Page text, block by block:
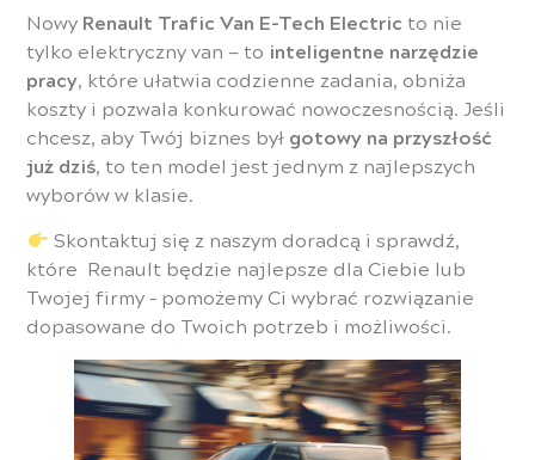
Nowy Renault Trafic Van E-Tech Electric to nie
tylko elektryczny van — to inteligentne narzędzie
pracy, które ułatwia codzienne zadania, obniża
koszty i pozwala konkurować nowoczesnością. Jeśli
chcesz, aby Twój biznes był gotowy na przyszłość
już dziś, to ten model jest jednym z najlepszych
wyborów w klasie.
Skontaktuj się z naszym doradcą i sprawdź,
które Renault będzie najlepsze dla Ciebie lub
Twojej firmy – pomożemy Ci wybrać rozwiązanie
dopasowane do Twoich potrzeb i możliwości.